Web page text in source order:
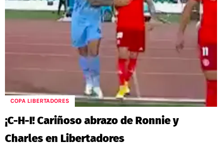
COPA LIBERTADORES
¡C-H-I! Cariñoso abrazo de Ronnie y
Charles en Libertadores